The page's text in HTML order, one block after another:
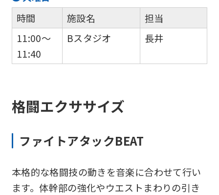
時間
11:00～
11:40
施設名
Bスタジオ
担当
長井
格闘エクササイズ
ファイトアタックBEAT
本格的な格闘技の動きを音楽に合わせて行い
ます。体幹部の強化やウエストまわりの引き